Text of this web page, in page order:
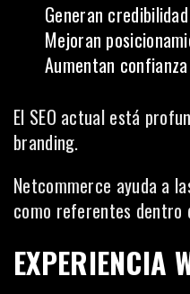
Generan credibilidad
Mejoran
Aumentan
El SEO actual está
branding.
Netcommerce ayuda a
como referentes dentro
EXPERIENCIA